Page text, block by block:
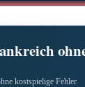
kostspielige Fehler.